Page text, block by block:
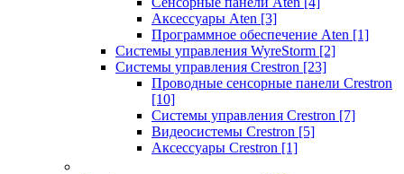
Аксессуары Aten [3]
Программное обеспечение Aten [1]
Системы управления WyreStorm [2]
Системы управления Crestron [23]
Проводные сенсорные панели Crestron
[10]
Системы управления Crestron [7]
Видеосистемы Crestron [5]
Аксессуары Crestron [1]